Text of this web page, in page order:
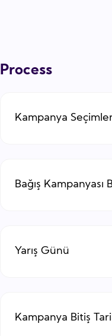
Process
Kampanya
Bağış Kampanyası
Yarış Günü
Kampanya Bitiş